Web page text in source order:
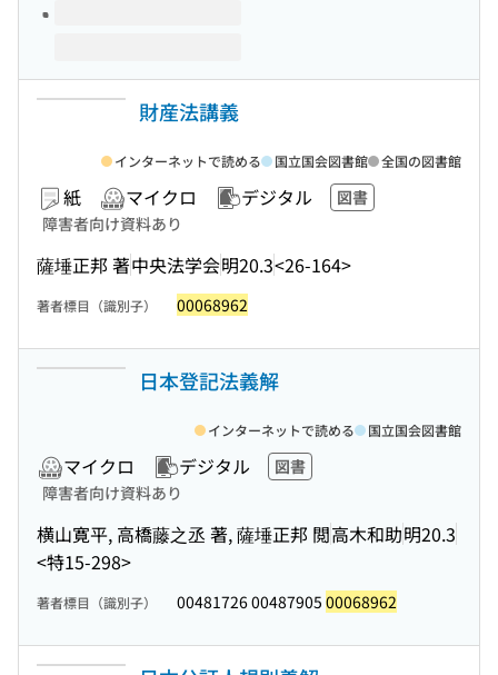
財産法講義
紙 マイクロ デジタル
図書
障害者向け資料あり
薩埵正邦 著中央法学会明20.3<26-164>
インターネットで読める 国立国会図書館 全国の図書館
著者標目（識別子） 00068962
日本登記法義解
マイクロ デジタル
図書
障害者向け資料あり
横山寛平, 高橋藤之丞 著, 薩埵正邦 閲高木和助明20.3
<特15-298>
インターネットで読める 国立国会図書館
著者標目（識別子） 00481726 00487905 00068962